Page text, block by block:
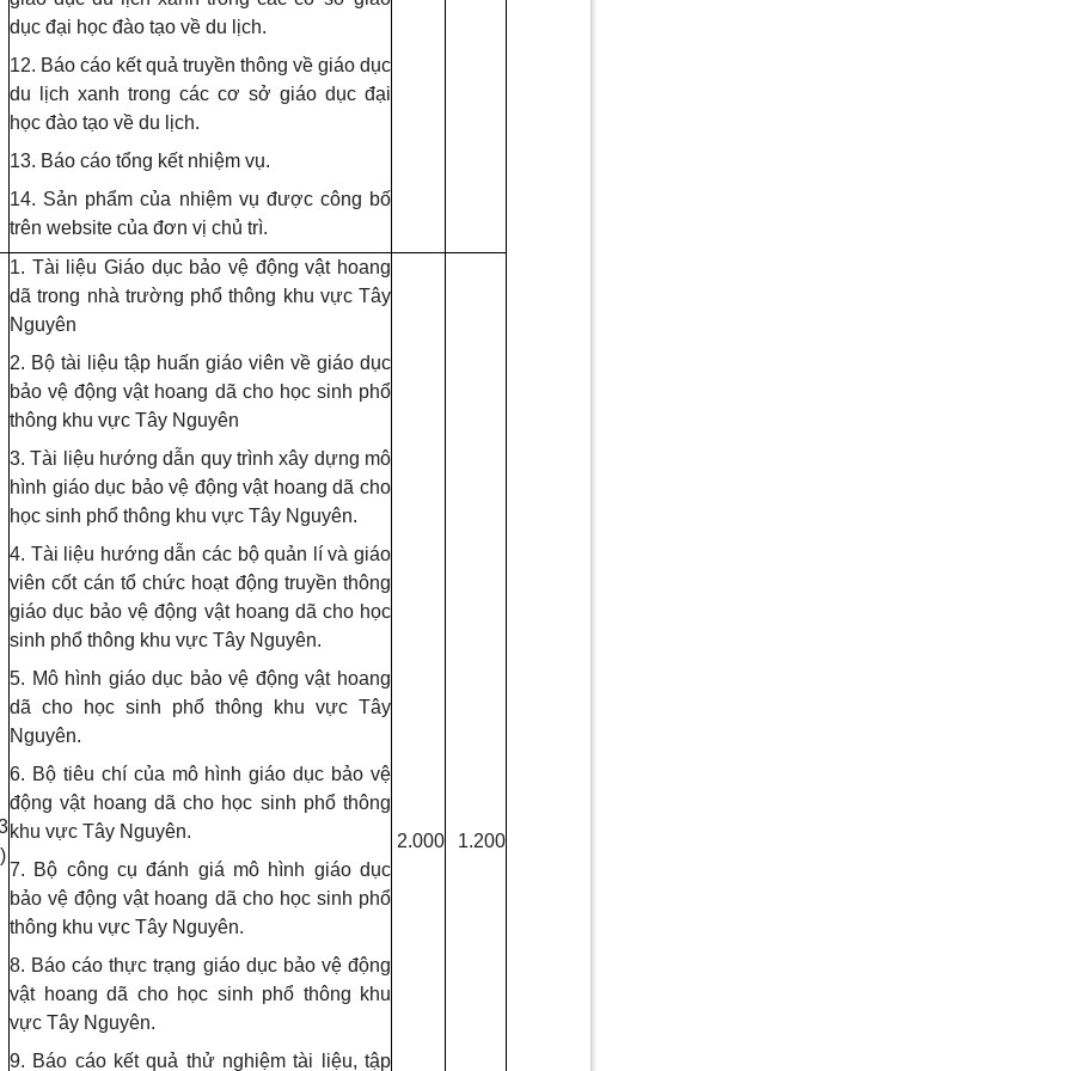
dục đại học đào tạo về du lịch.
12. Báo cáo kết quả truyền thông về giáo dục
du lịch xanh trong các cơ sở giáo dục đại
học đào tạo về du lịch.
13. Báo cáo tổng kết nhiệm vụ.
14. Sản phẩm của nhiệm vụ được công bố
trên website của đơn vị chủ trì.
1. Tài liệu Giáo dục bảo vệ động vật hoang
dã trong nhà trường phổ thông khu vực Tây
Nguyên
2. Bộ tài liệu tập huấn giáo viên về giáo dục
bảo vệ động vật hoang dã cho học sinh phổ
thông khu vực Tây Nguyên
3.Tài liệu hướng dẫn quy trình xây dựng mô
hình giáo dục bảo vệ động vật hoang dã cho
học sinh phổ thông khu vực Tây Nguyên.
4. Tài liệu hướng dẫn các bộ quản lí và giáo
viên cốt cán tổ chức hoạt động truyền thông
giáo dục bảo vệ động vật hoang dã cho học
sinh phổ thông khu vực Tây Nguyên.
5. Mô hình giáo dục bảo vệ động vật hoang
dã cho học sinh phổ thông khu vực Tây
Nguyên.
6. Bộ tiêu chí của mô hình giáo dục bảo vệ
động vật hoang dã cho học sinh phổ thông
khu vực Tây Nguyên.
7. Bộ công cụ đánh giá mô hình giáo dục
bảo vệ động vật hoang dã cho học sinh phổ
thông khu vực Tây Nguyên.
8. Báo cáo thực trạng giáo dục bảo vệ động
vật hoang dã cho học sinh phổ thông khu
vực Tây Nguyên.
9. Báo cáo kết quả thử nghiệm tài liệu, tập
2.000 1.200